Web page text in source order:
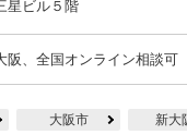
星ビル５階
阪、全国オンライン相談可
大阪市 新大